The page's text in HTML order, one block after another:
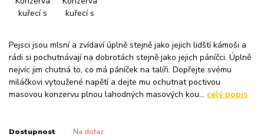
Pejsci jsou mlsní a zvídaví úplně stejně jako jejich lidští kámoši a
rádi si pochutnávají na dobrotách stejně jako jejich páníčci. Úplně
nejvíc jim chutná to, co má páníček na talíři. Dopřejte svému
miláčkovi vytoužené napětí a dejte mu ochutnat poctivou
masovou konzervu plnou lahodných masových kou... celý popis
Dostupnost Na dotaz